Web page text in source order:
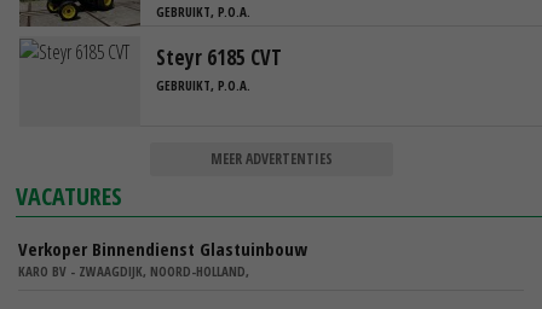
GEBRUIKT, P.O.A.
Steyr 6185 CVT
GEBRUIKT, P.O.A.
MEER ADVERTENTIES
VACATURES
Verkoper Binnendienst Glastuinbouw
KARO BV - ZWAAGDIJK, NOORD-HOLLAND,